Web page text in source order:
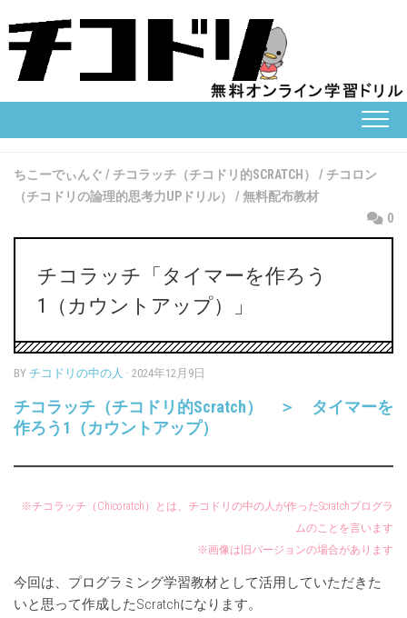
to
content
ちこーでぃんぐ / チコラッチ（チコドリ的SCRATCH） / チコロン
（チコドリの論理的思考力UPドリル）
/ 無料配布教材
0
チコラッチ「タイマーを作ろう
1（カウントアップ）」
BY チコドリの中の人 · 2024年12月9日
チコラッチ（チコドリ的Scratch） ＞ タイマーを
作ろう1（カウントアップ）
※チコラッチ（Chicoratch）とは、チコドリの中の人が作ったScratchプログラ
ムのことを言います
※画像は旧バージョンの場合があります
今回は、プログラミング学習教材として活用していただきた
いと思って作成したScratchになります。